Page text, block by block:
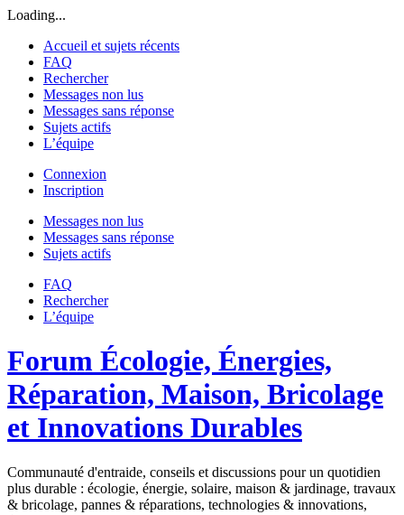
Loading...
Accueil et sujets récents
FAQ
Rechercher
Messages non lus
Messages sans réponse
Sujets actifs
L’équipe
Connexion
Inscription
Messages non lus
Messages sans réponse
Sujets actifs
FAQ
Rechercher
L’équipe
Forum Écologie, Énergies,
Réparation, Maison, Bricolage
et Innovations Durables
Communauté d'entraide, conseils et discussions pour un quotidien
plus durable : écologie, énergie, solaire, maison & jardinage, travaux
& bricolage, pannes & réparations, technologies & innovations,